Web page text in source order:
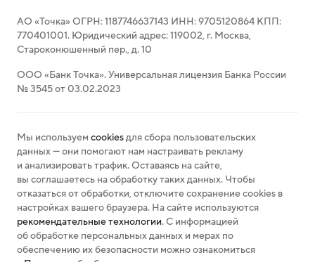
АО «Точка» ОГРН: 1187746637143 ИНН: 9705120864 КПП:
770401001. Юридический адрес: 119002, г. Москва,
Староконюшенный пер., д. 10
ООО «Банк Точка». Универсальная лицензия Банка России
№ 3545 от 03.02.2023
Мы используем cookiesдля сбора пользовательских
данных — они помогают нам настраивать рекламу
и анализировать трафик. Оставаясь на сайте,
вы соглашаетесь на обработку таких данных. Чтобы
отказаться от обработки, отключите сохранение cookies в
настройках вашего браузера. На сайте используются
рекомендательные технологии. С информацией
об обработке персональных данных и мерах по
обеспечению их безопасности можно ознакомиться